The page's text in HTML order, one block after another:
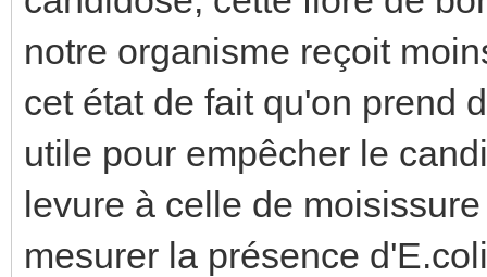
notre organisme reçoit
cet état de fait qu'on prend
utile pour empêcher le
levure à celle de
mesurer la présence